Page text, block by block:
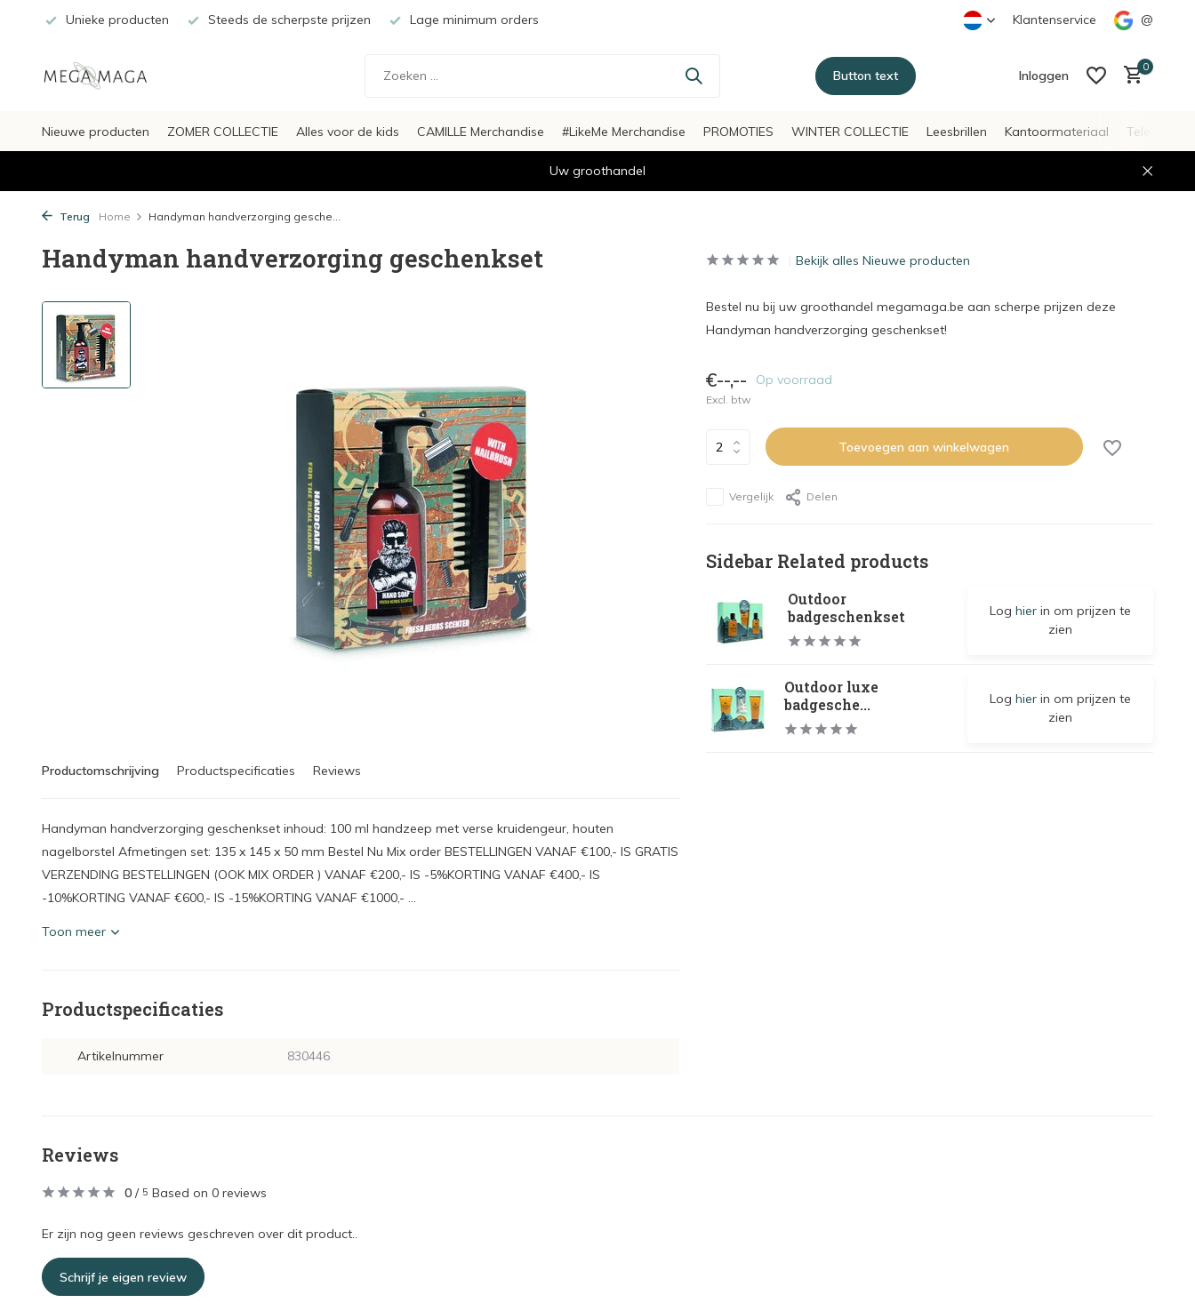
Unieke producten Steeds de scherpste prijzen Lage minimum orders Klantenservice @
Button text Inloggen
0
Nieuwe producten ZOMER COLLECTIE Alles voor de kids CAMILLE Merchandise #LikeMe Merchandise PROMOTIES WINTER COLLECTIE Leesbrillen Kantoormateriaal
Uw groothandel
Terug Home Handyman handverzorging gesche...
Handyman handverzorging geschenkset
Productomschrijving Productspecificaties Reviews
Handyman handverzorging geschenkset inhoud: 100 ml handzeep met verse kruidengeur, houten
nagelborstel Afmetingen set: 135 x 145 x 50 mm Bestel Nu Mix order BESTELLINGEN VANAF €100,- IS GRATIS
VERZENDING BESTELLINGEN (OOK MIX ORDER ) VANAF €200,- IS -5%KORTING VANAF €400,- IS
-10%KORTING VANAF €600,- IS -15%KORTING VANAF €1000,- ...
Toon meer
Productspecificaties
Artikelnummer 830446
Bekijk alles Nieuwe producten
Bestel nu bij uw groothandel megamaga.be aan scherpe prijzen deze
Handyman handverzorging geschenkset!
€--,-- Op voorraad
Excl. btw
Toevoegen aan winkelwagen
Vergelijk Delen
Sidebar Related products
Outdoor
badgeschenkset
Log hierin om prijzen te
zien
Outdoor luxe
badgesche...
Loghier in om prijzen te
zien
Reviews
0 / 5 Based on 0 reviews
Er zijn nog geen reviews geschreven over dit product..
Schrijf je eigen review